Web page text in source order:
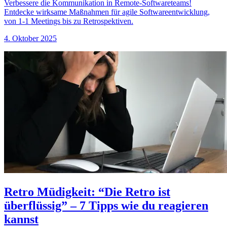
Verbessere die Kommunikation in Remote-Softwareteams!
Entdecke wirksame Maßnahmen für agile Softwareentwicklung,
von 1-1 Meetings bis zu Retrospektiven.
4. Oktober 2025
Retro Müdigkeit: “Die Retro ist
überflüssig” – 7 Tipps wie du reagieren
kannst